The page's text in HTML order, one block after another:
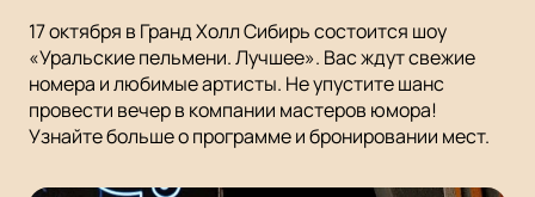
17 октября в Гранд Холл Сибирь состоится шоу
«Уральские пельмени. Лучшее». Вас ждут свежие
номера и любимые артисты. Не упустите шанс
провести вечер в компании мастеров юмора!
Узнайте больше о программе и бронировании мест.